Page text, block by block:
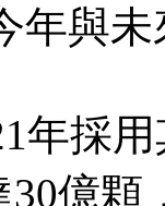
年與
年採
30億